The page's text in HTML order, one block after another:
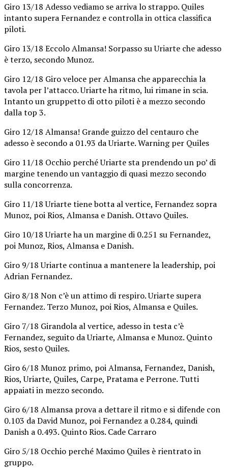
Giro 13/18 Adesso vediamo se arriva lo strappo. Quiles
intanto supera Fernandez e controlla in ottica classifica
piloti.
Giro 13/18 Eccolo Almansa! Sorpasso su Uriarte che adesso
è terzo, secondo Munoz.
Giro 12/18 Giro veloce per Almansa che apparecchia la
tavola per l’attacco. Uriarte ha ritmo, lui rimane in scia.
Intanto un gruppetto di otto piloti è a mezzo secondo
dalla top 3.
Giro 12/18 Almansa! Grande guizzo del centauro che
adesso è secondo a 01.93 da Uriarte. Warning per Quiles
Giro 11/18 Occhio perché Uriarte sta prendendo un po’ di
margine tenendo un vantaggio di quasi mezzo secondo
sulla concorrenza.
Giro 11/18 Uriarte tiene botta al vertice, Fernandez sopra
Munoz, poi Rios, Almansa e Danish. Ottavo Quiles.
Giro 10/18 Uriarte ha un margine di 0.251 su Fernandez,
poi Munoz, Rios, Almansa e Danish.
Giro 9/18 Uriarte continua a mantenere la leadership, poi
Adrian Fernandez.
Giro 8/18 Non c’è un attimo di respiro. Uriarte supera
Fernandez. Terzo Munoz, poi Rios, Almansa e Quiles.
Giro 7/18 Girandola al vertice, adesso in testa c’è
Fernandez, seguito da Uriarte, Almansa e Munoz. Quinto
Rios, sesto Quiles.
Giro 6/18 Munoz primo, poi Almansa, Fernandez, Danish,
Rios, Uriarte, Quiles, Carpe, Pratama e Perrone. Tutti
appaiati in mezzo secondo.
Giro 6/18 Almansa prova a dettare il ritmo e si difende con
0.103 da David Munoz, poi Fernandez a 0.284, quindi
Danish a 0.493. Quinto Rios. Cade Carraro
Giro 5/18 Occhio perché Maximo Quiles è rientrato in
gruppo.